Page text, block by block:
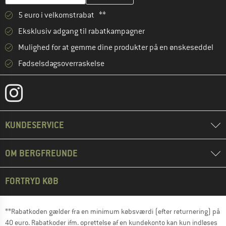
5 euro i velkomstrabat **
Eksklusiv adgang til rabatkampagner
Mulighed for at gemme dine produkter på en ønskeseddel
Fødselsdagsoverraskelse
KUNDESERVICE
OM BERGFREUNDE
FORTRYD KØB
**Rabatkoden gælder fra en minimum købsværdi (efter returnering) på
40 euro. Rabatkoder ifm. oprettelse af en kundekonto kan kun indløses